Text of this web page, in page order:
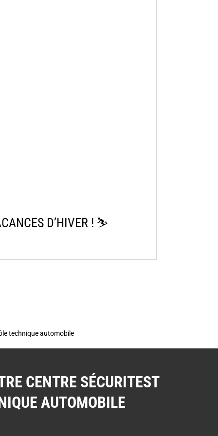
D’HIVER ! ⛷️​
technique automobile
CENTRE SÉCURITEST
AUTOMOBILE